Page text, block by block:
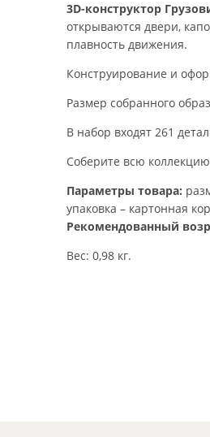
3D-конструктор
открываются двери,
плавность движения.
Конструирование и
Размер собранного
В набор входят 261
Соберите всю
Параметры товара:
упаковка – картонная
Рекомендованный
Вес: 0,98 кг.